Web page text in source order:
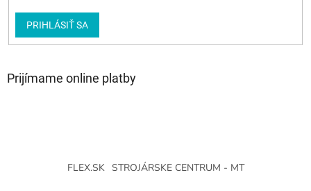
PRIHLÁSIŤ SA
Prijímame online platby
FLEX.SK STROJÁRSKE CENTRUM - MT